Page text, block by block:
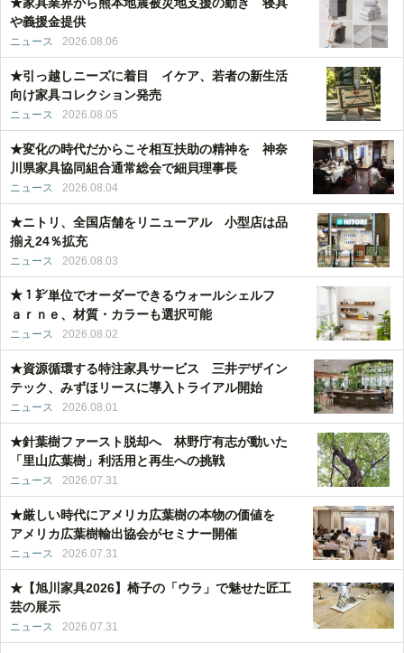
★家具業界から熊本地震被災地支援の動き 寝具
や義援金提供
ニュース 2026.08.06
★引っ越しニーズに着目 イケア、若者の新生活
向け家具コレクション発売
ニュース 2026.08.05
★変化の時代だからこそ相互扶助の精神を 神奈
川県家具協同組合通常総会で細貝理事長
ニュース 2026.08.04
★ニトリ、全国店舗をリニューアル 小型店は品
揃え24％拡充
ニュース 2026.08.03
★１㌢単位でオーダーできるウォールシェルフ
ａｒｎｅ、材質・カラーも選択可能
ニュース 2026.08.02
★資源循環する特注家具サービス 三井デザイン
テック、みずほリースに導入トライアル開始
ニュース 2026.08.01
★針葉樹ファースト脱却へ 林野庁有志が動いた
「里山広葉樹」利活用と再生への挑戦
ニュース 2026.07.31
★厳しい時代にアメリカ広葉樹の本物の価値を
アメリカ広葉樹輸出協会がセミナー開催
ニュース 2026.07.31
★【旭川家具2026】椅子の「ウラ」で魅せた匠工
芸の展示
ニュース 2026.07.31